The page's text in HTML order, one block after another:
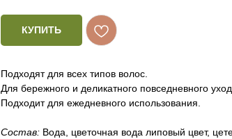
КУПИТЬ
Подходят для всех типов волос.
Для бережного и деликатного повседневного
Подходит для ежедневного использования.
Состав: Вода, цветочная вода липовый цвет,